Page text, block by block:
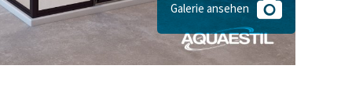
Galerie ansehen